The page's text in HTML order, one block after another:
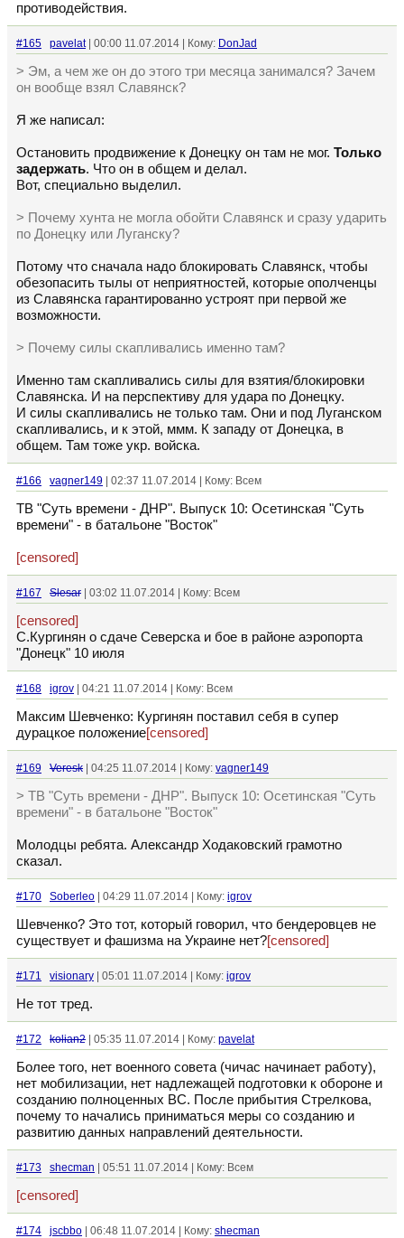
противодействия.
#165 pavelat| 00:00 11.07.2014 | Кому: DonJad
> Эм, а чем же он до этого три месяца занимался? Зачем
он вообще взял Славянск?
Я же написал:
Остановить продвижение к Донецку он там не мог. Только
задержать. Что он в общем и делал.
Вот, специально выделил.
> Почему хунта не могла обойти Славянск и сразу ударить
по Донецку или Луганску?
Потому что сначала надо блокировать Славянск, чтобы
обезопасить тылы от неприятностей, которые ополченцы
из Славянска гарантированно устроят при первой же
возможности.
> Почему силы скапливались именно там?
Именно там скапливались силы для взятия/блокировки
Славянска. И на перспективу для удара по Донецку.
И силы скапливались не только там. Они и под Луганском
скапливались, и к этой, ммм. К западу от Донецка, в
общем. Там тоже укр. войска.
#166 vagner149 | 02:37 11.07.2014 | Кому: Всем
ТВ "Суть времени - ДНР". Выпуск 10: Осетинская "Суть
времени" - в батальоне "Восток"
[censored]
#167 Slesar | 03:02 11.07.2014 | Кому: Всем
[censored]
С.Кургинян о сдаче Северска и бое в районе аэропорта
"Донецк" 10 июля
#168 igrov | 04:21 11.07.2014 | Кому: Всем
Максим Шевченко: Кургинян поставил себя в супер
дурацкое положение[censored]
#169 Veresk | 04:25 11.07.2014 | Кому: vagner149
> ТВ "Суть времени - ДНР". Выпуск 10: Осетинская "Суть
времени" - в батальоне "Восток"
Молодцы ребята. Александр Ходаковский грамотно
сказал.
#170 Soberleo | 04:29 11.07.2014 | Кому: igrov
Шевченко? Это тот, который говорил, что бендеровцев не
существует и фашизма на Украине нет?[censored]
#171 visionary | 05:01 11.07.2014 | Кому: igrov
Не тот тред.
#172 kolian2 | 05:35 11.07.2014 | Кому: pavelat
Более того, нет военного совета (чичас начинает работу),
нет мобилизации, нет надлежащей подготовки к обороне и
созданию полноценных ВС. После прибытия Стрелкова,
почему то начались приниматься меры со созданию и
развитию данных направлений деятельности.
#173 shecman | 05:51 11.07.2014 | Кому: Всем
[censored]
#174 jscbbo | 06:48 11.07.2014 | Кому: shecman